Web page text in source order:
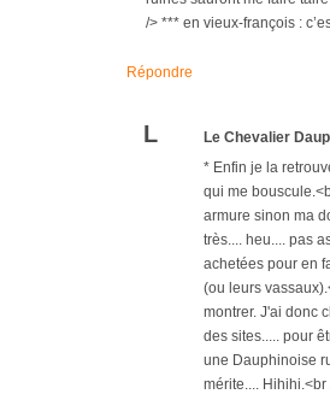
/> *** en vieux-françois :
Répondre
L Le Chevalier
* Enfin je la
qui me
armure sinon ma
très.... heu.... pas
achetées pour en
(ou leurs
montrer. J'ai donc
des sites..... pour
une Dauphinoise
mérite....